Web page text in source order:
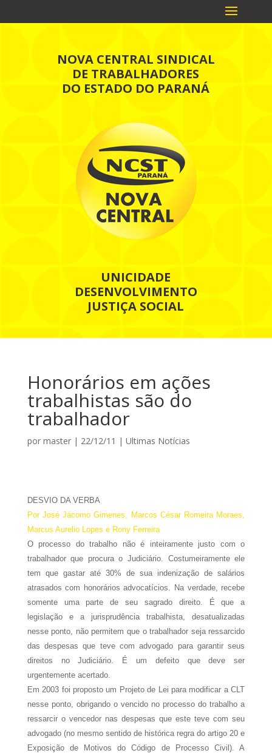
NOVA CENTRAL SINDICAL
DE TRABALHADORES
DO ESTADO DO PARANÁ
UNICIDADE
DESENVOLVIMENTO
JUSTIÇA SOCIAL
Honorários em ações
trabalhistas são do
trabalhador
por master| 22/12/11 | Ultimas Notícias
DESVIO DA VERBA
Por José Jácomo Gimenes, Marcos César Romeira Moraes,
Marcus Aurelio Lopes e Rony Ferreira
O processo do trabalho não é inteiramente justo com o
trabalhador que procura o Judiciário. Costumeiramente ele
tem que gastar até 30% de sua indenização de salários
atrasados com honorários advocatícios. Na verdade, recebe
somente uma parte de seu sagrado direito. É que a
legislação e a jurisprudência trabalhista, desatualizadas
nesse ponto, não permitem que o trabalhador seja ressarcido
das despesas que teve com advogado para garantir seus
direitos no Judiciário. É um defeito que deve ser
urgentemente acertado.
Em 2003 foi proposto um Projeto de Lei para modificar a CLT
nesse ponto, obrigando o vencido no processo do trabalho a
ressarcir o vencedor nas despesas que este teve com seu
advogado (no mesmo sentido de histórica regra do artigo 20 e
Exposição de Motivos do Código de Processo Civil). A